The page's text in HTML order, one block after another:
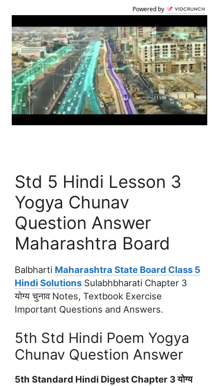
Powered by
Std 5 Hindi Lesson 3
Yogya Chunav
Question Answer
Maharashtra Board
Balbharti Maharashtra State Board Class 5
Hindi Solutions Sulabhbharati Chapter 3
योग्‍य चुनाव Notes, Textbook Exercise
Important Questions and Answers.
5th Std Hindi Poem Yogya
Chunav Question Answer
5th Standard Hindi Digest Chapter 3 योग्‍य